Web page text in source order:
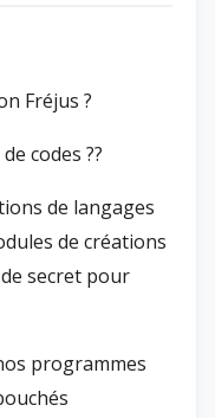
Fréjus ?
codes ??
de langages
de créations
secret pour
programmes